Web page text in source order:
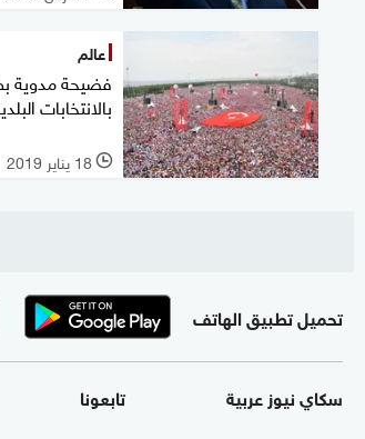
عالم
فضيحة مدوية
بالانتخابات
l 18 يناير 2019
تحميل تطبيق الهاتف
سكاي نيوز عربية تابعونا